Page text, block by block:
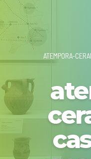
ATEMPORA-